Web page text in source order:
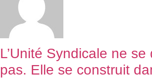
L’Unité Syndicale ne se
pas. Elle se construit